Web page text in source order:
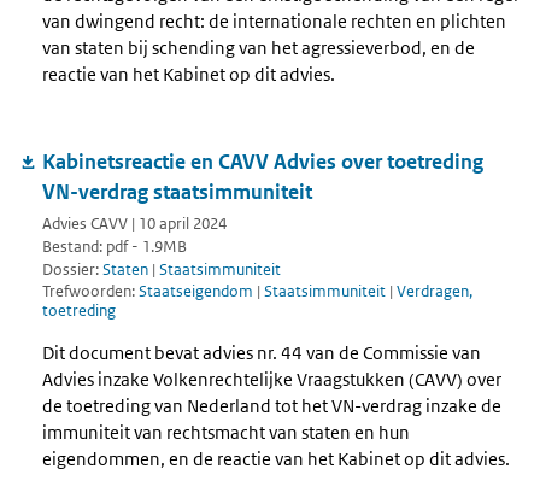
van dwingend recht: de internationale rechten en plichten
van staten bij schending van het agressieverbod, en de
reactie van het Kabinet op dit advies.
Kabinetsreactie en CAVV Advies over toetreding
VN-verdrag staatsimmuniteit
Advies CAVV | 10 april 2024
Bestand: pdf - 1.9MB
Dossier:Staten | Staatsimmuniteit
Trefwoorden:Staatseigendom | Staatsimmuniteit | Verdragen,
toetreding
Dit document bevat advies nr. 44 van de Commissie van
Advies inzake Volkenrechtelijke Vraagstukken (CAVV) over
de toetreding van Nederland tot het VN-verdrag inzake de
immuniteit van rechtsmacht van staten en hun
eigendommen, en de reactie van het Kabinet op dit advies.